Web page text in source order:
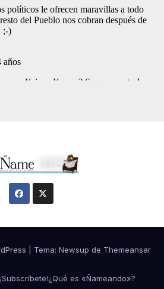
Tema: Newsup de Themeansar
¡Subscríbete!¿Qué es «Ñameando»?